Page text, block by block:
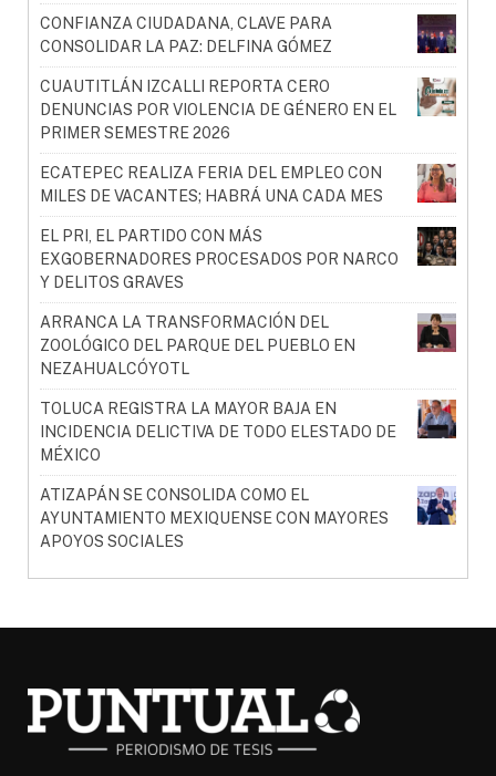
CONFIANZA CIUDADANA, CLAVE PARA
CONSOLIDAR LA PAZ: DELFINA GÓMEZ
CUAUTITLÁN IZCALLI REPORTA CERO
DENUNCIAS POR VIOLENCIA DE GÉNERO EN EL
PRIMER SEMESTRE 2026
ECATEPEC REALIZA FERIA DEL EMPLEO CON
MILES DE VACANTES; HABRÁ UNA CADA MES
EL PRI, EL PARTIDO CON MÁS
EXGOBERNADORES PROCESADOS POR NARCO
Y DELITOS GRAVES
ARRANCA LA TRANSFORMACIÓN DEL
ZOOLÓGICO DEL PARQUE DEL PUEBLO EN
NEZAHUALCÓYOTL
TOLUCA REGISTRA LA MAYOR BAJA EN
INCIDENCIA DELICTIVA DE TODO ELESTADO DE
MÉXICO
ATIZAPÁN SE CONSOLIDA COMO EL
AYUNTAMIENTO MEXIQUENSE CON MAYORES
APOYOS SOCIALES